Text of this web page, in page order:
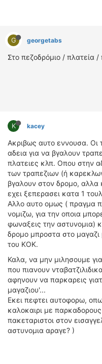
G georgetabs
Στο πεζοδρόμιο / πλατεία
K kacey
Ακριβως αυτο εννουσα.
αδεια για να βγαλουν
πλατειες κλπ. Οπου στην
των τραπεζιων (ή
βγαλουν στον δρομο,
εχει ξεπερασει κατα 1
Αλλο αυτο ομως ( πραγμα
νομιζω, για την οποια
φωναξεις την αστυνομια)
δρομο μπροστα στο
του ΚΟΚ.
Καλα, να μην μιλησουμε
που πιανουν
αφηνουν να παρκαρεις
μαγαζιου'...
Εκει πεφτει αυτοφορω,
καλοκαιρι με
πακεταριστοι στον
αστυνομια αραγε? )